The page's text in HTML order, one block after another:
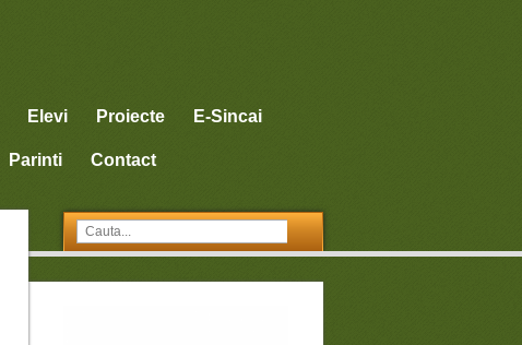
Elevi Proiecte E-Sincai
Parinti Contact